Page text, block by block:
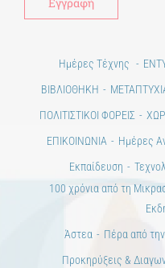
Ημέρες Τέχνης
ΒΙΒΛΙΟΘΗΚΗ
ΠΟΛΙΤΙΣΤΙΚΟΙ ΦΟΡΕΙΣ
ΕΠΙΚΟΙΝΩΝΙΑ
Ημέρες
Εκπαίδευση
100 χρόνια από τη
Άστεα
Πέρα από
Προκηρύξεις &